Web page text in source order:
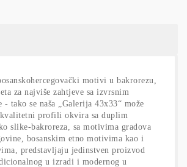
motivi u bakrorezu,
za najviše zahtjeve sa izvrsnim
- tako se naša „Galerija 43x33“ može
profili okvira sa duplim
slike-bakroreza, sa motivima gradova
bosanskim etno motivima kao i
predstavljaju jedinstven proizvod
u izradi i modernog u